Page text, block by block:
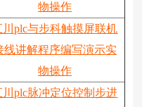
物操作
川plc与步科触摸屏联机
线讲解程序编写演示实
物操作
川plc脉冲定位控制步进